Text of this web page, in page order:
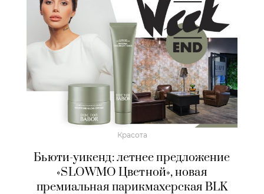
Красота
Бьюти-уикенд: летнее предложение
«SLOWMO Цветной», новая
премиальная парикмахерская BLK